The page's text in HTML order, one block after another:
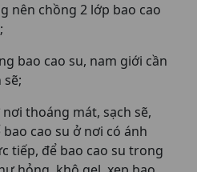
nên chồng 2 lớp bao cao
bao cao su, nam giới cần
thoáng mát, sạch sẽ,
cao su ở nơi có ánh
tiếp, để bao cao su trong